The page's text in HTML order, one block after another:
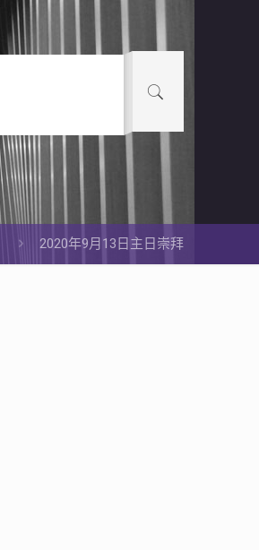
2020年9月13日主日崇拜